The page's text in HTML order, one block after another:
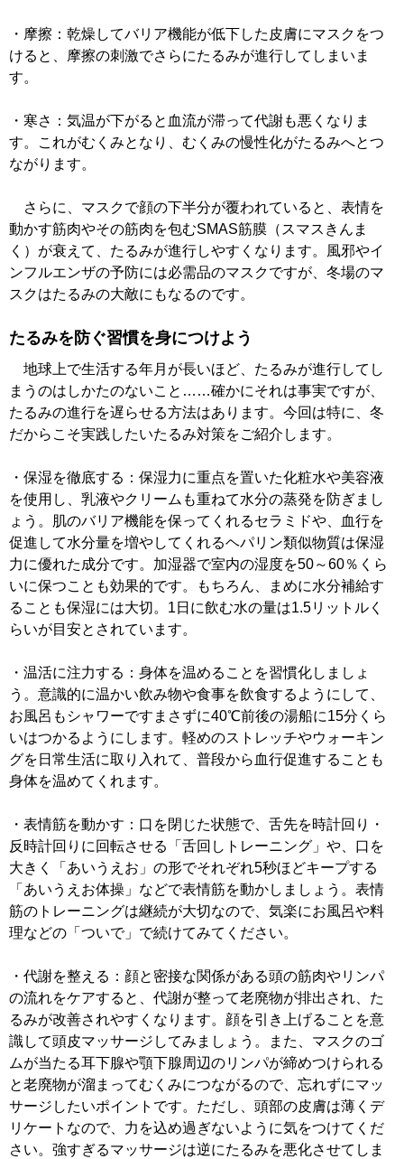
・摩擦：乾燥してバリア機能が低下した皮膚にマスクをつ
けると、摩擦の刺激でさらにたるみが進行してしまいま
す。
・寒さ：気温が下がると血流が滞って代謝も悪くなりま
す。これがむくみとなり、むくみの慢性化がたるみへとつ
ながります。
さらに、マスクで顔の下半分が覆われていると、表情を
動かす筋肉やその筋肉を包むSMAS筋膜（スマスきんま
く）が衰えて、たるみが進行しやすくなります。風邪やイ
ンフルエンザの予防には必需品のマスクですが、冬場のマ
スクはたるみの大敵にもなるのです。
たるみを防ぐ習慣を身につけよう
地球上で生活する年月が長いほど、たるみが進行してし
まうのはしかたのないこと……確かにそれは事実ですが、
たるみの進行を遅らせる方法はあります。今回は特に、冬
だからこそ実践したいたるみ対策をご紹介します。
・保湿を徹底する：保湿力に重点を置いた化粧水や美容液
を使用し、乳液やクリームも重ねて水分の蒸発を防ぎまし
ょう。肌のバリア機能を保ってくれるセラミドや、血行を
促進して水分量を増やしてくれるヘパリン類似物質は保湿
力に優れた成分です。加湿器で室内の湿度を50～60％くら
いに保つことも効果的です。もちろん、まめに水分補給す
ることも保湿には大切。1日に飲む水の量は1.5リットルく
らいが目安とされています。
・温活に注力する：身体を温めることを習慣化しましょ
う。意識的に温かい飲み物や食事を飲食するようにして、
お風呂もシャワーですまさずに40℃前後の湯船に15分くら
いはつかるようにします。軽めのストレッチやウォーキン
グを日常生活に取り入れて、普段から血行促進することも
身体を温めてくれます。
・表情筋を動かす：口を閉じた状態で、舌先を時計回り・
反時計回りに回転させる「舌回しトレーニング」や、口を
大きく「あいうえお」の形でそれぞれ5秒ほどキープする
「あいうえお体操」などで表情筋を動かしましょう。表情
筋のトレーニングは継続が大切なので、気楽にお風呂や料
理などの「ついで」で続けてみてください。
・代謝を整える：顔と密接な関係がある頭の筋肉やリンパ
の流れをケアすると、代謝が整って老廃物が排出され、た
るみが改善されやすくなります。顔を引き上げることを意
識して頭皮マッサージしてみましょう。また、マスクのゴ
ムが当たる耳下腺や顎下腺周辺のリンパが締めつけられる
と老廃物が溜まってむくみにつながるので、忘れずにマッ
サージしたいポイントです。ただし、頭部の皮膚は薄くデ
リケートなので、力を込め過ぎないように気をつけてくだ
さい。強すぎるマッサージは逆にたるみを悪化させてしま